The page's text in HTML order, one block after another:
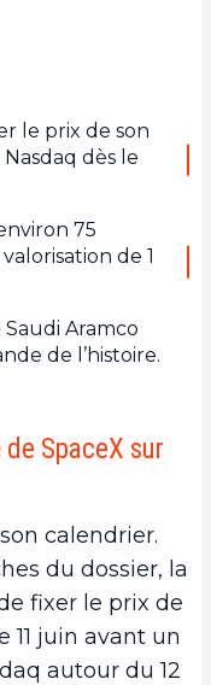
le prix de son
dès le
75
de 1
Aramco
de l’histoire.
SpaceX sur
calendrier.
du dossier, la
fixer le prix de
11 juin avant un
autour du 12